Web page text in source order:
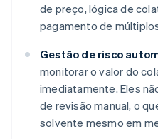
de preço, lógica de
pagamento de
Gestão de risco
monitorar o valor do
imediatamente. Eles
de revisão manual, o
solvente mesmo em